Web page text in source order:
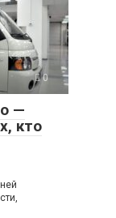
0
—
кто